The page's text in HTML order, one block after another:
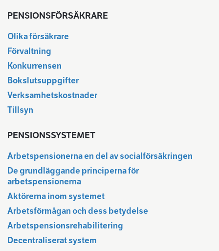
PENSIONSFÖRSÄKRARE
Olika försäkrare
Förvaltning
Konkurrensen
Bokslutsuppgifter
Verksamhetskostnader
Tillsyn
PENSIONSSYSTEMET
Arbetspensionerna en del av socialförsäkringen
De grundläggande principerna för
arbetspensionerna
Aktörerna inom systemet
Arbetsförmågan och dess betydelse
Arbetspensionsrehabilitering
Decentraliserat system